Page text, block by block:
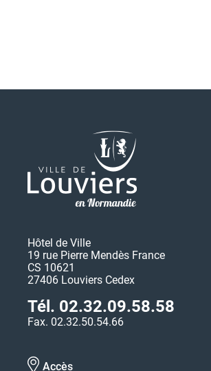
Hôtel de Ville
19 rue Pierre Mendès France
CS 10621
27406 Louviers Cedex
Tél. 02.32.09.58.58
Fax. 02.32.50.54.66
Accès